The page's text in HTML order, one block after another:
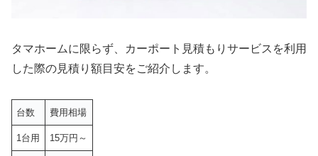
タマホームに限らず、カーポート見積もりサービスを利用
した際の見積り額目安をご紹介します。
台数 費用相場
1台用 15万円～